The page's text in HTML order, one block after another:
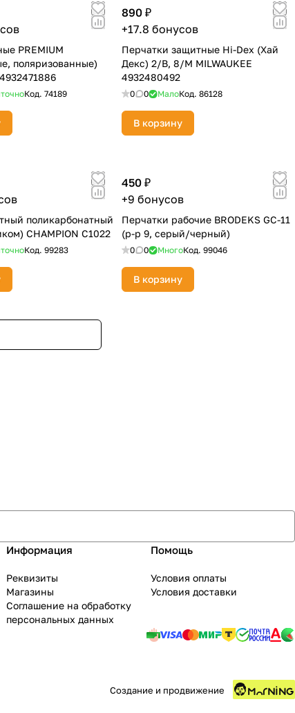
PREMIUM
поляризованные)
Код. 74189
890 ₽
+17.8 бонусов
Перчатки защитные Hi-Dex (Хай
Декс) 2/B, 8/M MILWAUKEE
4932480492
0 0 МалоКод. 86128
В корзину
поликарбонатный
CHAMPION C1022
Код. 99283
450 ₽
+9 бонусов
Перчатки рабочие BRODEKS GC-11
(р-р 9, серый/черный)
0 0 МногоКод. 99046
В корзину
Информация
Реквизиты
Магазины
Соглашение на обработку
персональных данных
Помощь
Условия оплаты
Условия доставки
Создание и продвижение